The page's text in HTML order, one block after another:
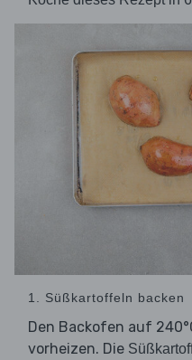
1. Süßkartoffeln backen
Den Backofen auf
vorheizen. Die